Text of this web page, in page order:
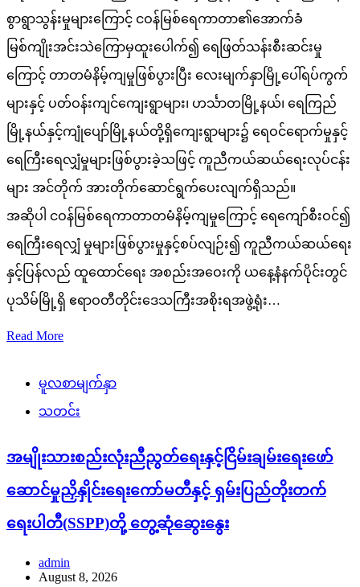
စွာရွာသွန်းမှုများကြောင့် ငဝန်မြစ်ရေကာတာ၏အောက်ခံ
မြစ်ကျိုးအင်းသဲကြောမှထူးပေါက်၍ ရေဖြတ်သန်းစီးဆင်းမှု
ကြောင့် တာတမံနိမ့်ကျမှုဖြစ်ပွားပြီး လေးမျက်နှာမြို့ပေါ်ရပ်ကွက်
များနှင့် ပတ်ဝန်းကျင်ကျေးရွာများ၊ ဟင်္သာတမြို့နယ်၊ ရေကြည်
မြို့နယ်နှင့်ကျုံပျော်မြို့နယ်တို့ရှိကျေးရွာများ၌ ရေဝင်ရောက်မှုနှင့်
ရေကြီးရေလျှံမှုများဖြစ်ပွားခဲ့သဖြင့် ကူညီကယ်ဆယ်ရေးလုပ်ငန်း
များ အင်တိုက် အားတိုက်ဆောင်ရွက်ပေးလျက်ရှိသည်။
အဆိုပါ ငဝန်မြစ်ရေကာတာတမံနိမ့်ကျမှုကြောင့် ရေကျော်စီးဝင်၍
ရေကြီးရေလျှံ မှုများဖြစ်ပွားမှုနှင့်စပ်လျဉ်း၍ ကူညီကယ်ဆယ်ရေး
နှင့်ပြန်လည် ထူထောင်ရေး အစည်းအဝေးကို ယနေ့နံနက်ပိုင်းတွင်
ပုသိမ်မြို့ရှိ ဧရာဝတီတိုင်းဒေသကြီးအစိုးရအဖွဲ့ရုံး…
Read More
မူလစာမျက်နှာ
သတင်း
အမျိုးသားစည်းလုံးညီညွတ်ရေးနှင့်ငြိမ်းချမ်းရေးဖော်
ဆောင်မှုညှိနှိုင်းရေးကော်မတီနှင့် ရှမ်းပြည်တိုးတက်
ရေးပါတီ(SSPP)တို့ တွေ့ဆုံဆွေးနွေး
admin
August 8, 2026